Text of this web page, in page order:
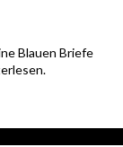
Blauen Briefe